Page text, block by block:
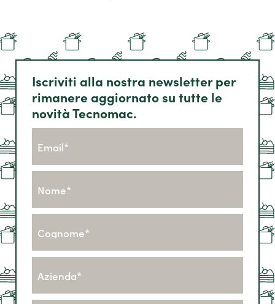
Iscriviti alla nostra newsletter per
rimanere aggiornato su tutte le
novità Tecnomac.